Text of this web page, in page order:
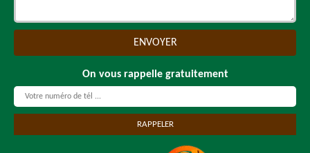
On vous rappelle gratuitement